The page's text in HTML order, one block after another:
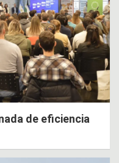
de eficiencia